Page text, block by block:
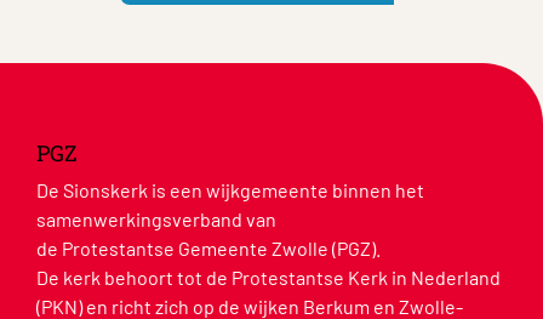
PGZ
De Sionskerk is een wijkgemeente binnen het
samenwerkingsverband van
de Protestantse Gemeente Zwolle (PGZ).
De kerk behoort tot de Protestantse Kerk in Nederland
(PKN) en richt zich op de wijken Berkum en Zwolle-